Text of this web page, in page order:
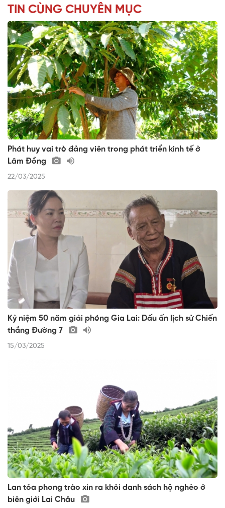
TIN CÙNG CHUYÊN MỤC
Phát huy vai trò đảng viên trong phát triển kinh tế ở
Lâm Đồng
22/03/2025
Kỷ niệm 50 năm giải phóng Gia Lai: Dấu ấn lịch sử Chiến
thắng Đường 7
15/03/2025
Lan tỏa phong trào xin ra khỏi danh sách hộ nghèo ở
biên giới Lai Châu